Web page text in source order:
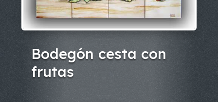
Bodegón cesta con
frutas